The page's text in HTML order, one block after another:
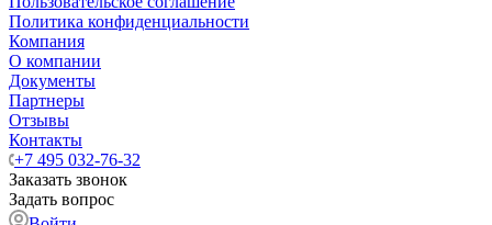
Политика конфиденциальности
Компания
О компании
Документы
Партнеры
Отзывы
Контакты
+7 495 032-76-32
Заказать звонок
Задать вопрос